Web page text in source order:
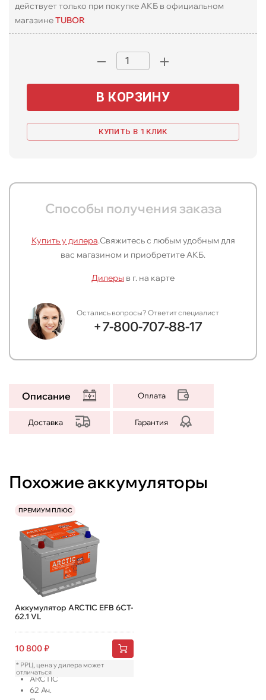
действует только при покупке АКБ в официальном
магазинеTUBOR
В КОРЗИНУ
КУПИТЬ В 1 КЛИК
Способы получения заказа
Купить у дилера.Свяжитесь с любым удобным для
вас магазином и приобретите АКБ.
Дилеры в г. на карте
Остались вопросы? Ответит специалист
+7-800-707-88-17
Описание Оплата
Доставка Гарантия
Похожие аккумуляторы
ПРЕМИУМ ПЛЮС
Аккумулятор ARCTIC EFB 6CT-
62.1 VL
10 800₽
* РРЦ, цена у дилера может
отличаться
ARCTIC
62 Ач.